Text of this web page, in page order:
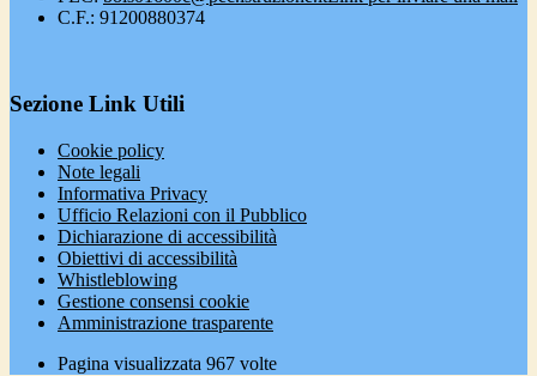
C.F.: 91200880374
Sezione Link Utili
Cookie policy
Note legali
Informativa Privacy
Ufficio Relazioni con il Pubblico
Dichiarazione di accessibilità
Obiettivi di accessibilità
Whistleblowing
Gestione consensi cookie
Amministrazione trasparente
Pagina visualizzata 967 volte